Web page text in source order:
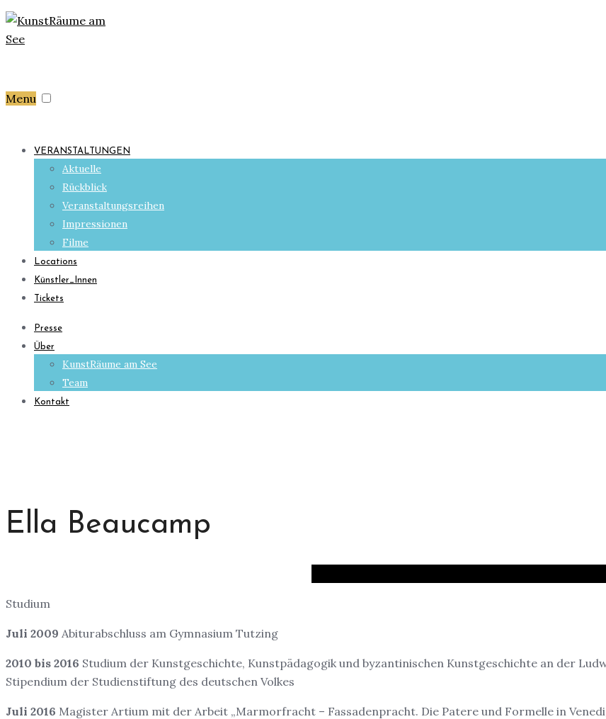
Menu
VERANSTALTUNGEN
Aktuelle
Rückblick
Veranstaltungsreihen
Impressionen
Filme
Locations
Künstler_Innen
Tickets
Presse
Über
KunstRäume am See
Team
Kontakt
Ella Beaucamp
Studium
Juli 2009 Abiturabschluss am Gymnasium Tutzing
2010 bis 2016 Studium der Kunstgeschichte, Kunstpädagogik und byzantinischen Kunstgeschichte an der
Stipendium der Studienstiftung des deutschen Volkes
Juli 2016 Magister Artium mit der Arbeit „Marmorfracht – Fassadenpracht. Die Patere und Formelle in